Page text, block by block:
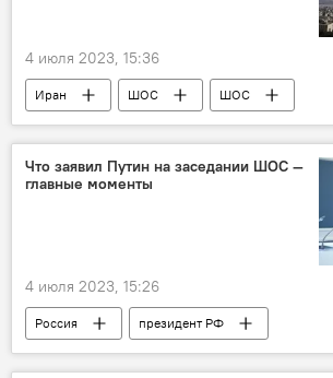
4 июля 2023, 15:36
Иран ШОС
ШОС
членство
саммит декларация
Что заявил Путин на заседании ШОС —
главные моменты
4 июля 2023, 15:26
Россия
президент РФ
Владимир Путин
саммит
ШОС